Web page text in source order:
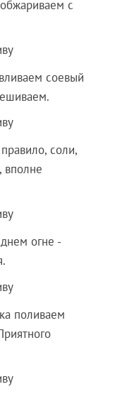
с
соевый
соли,
вполне
огне -
поливаем